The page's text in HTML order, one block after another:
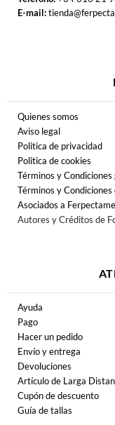
E-mail:
Quienes somos
Aviso legal
Politica de privacidad
Politica de cookies
Términos y Condiciones
Términos y
Asociados a
Autores y Créditos de
Ayuda
Pago
Hacer un pedido
Envío y entrega
Devoluciones
Artículo de Larga
Cupón de descuento
Guía de tallas